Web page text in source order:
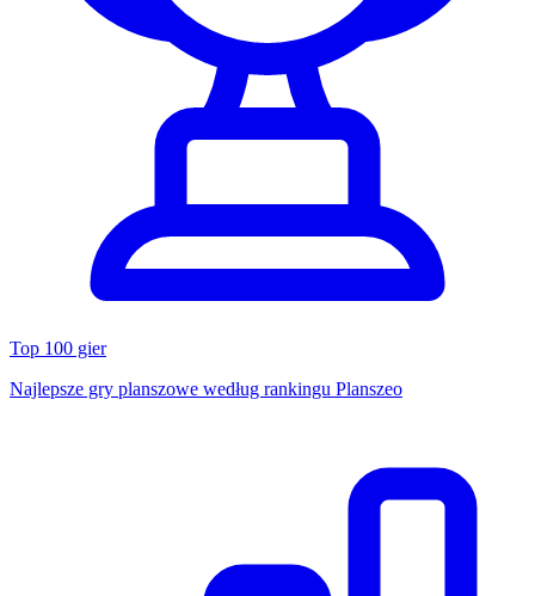
Top 100 gier
Najlepsze gry planszowe według rankingu Planszeo